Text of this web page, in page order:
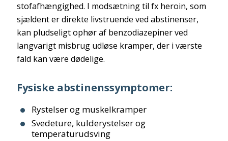
stofafhængighed. I modsætning til fx heroin, som
sjældent er direkte livstruende ved abstinenser,
kan pludseligt ophør af benzodiazepiner ved
langvarigt misbrug udløse kramper, der i værste
fald kan være dødelige.
Fysiske abstinenssymptomer:
Rystelser og muskelkramper
Svedeture, kulderystelser og
temperaturudsving